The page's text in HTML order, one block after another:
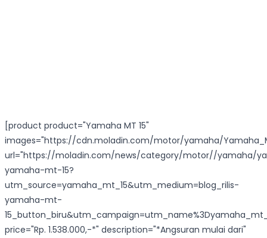
[product product="Yamaha MT 15"
images="https://cdn.moladin.com/motor/yamaha/
url="https://moladin.com/news/category/motor//yamaha/
yamaha-mt-15?
utm_source=yamaha_mt_15&utm_medium=blog_rilis-
yamaha-mt-
price="Rp. 1.538.000,-*" description="*Angsuran mulai dari"